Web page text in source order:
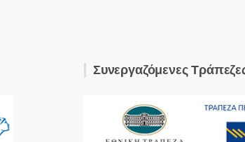
Συνεργαζόμενες